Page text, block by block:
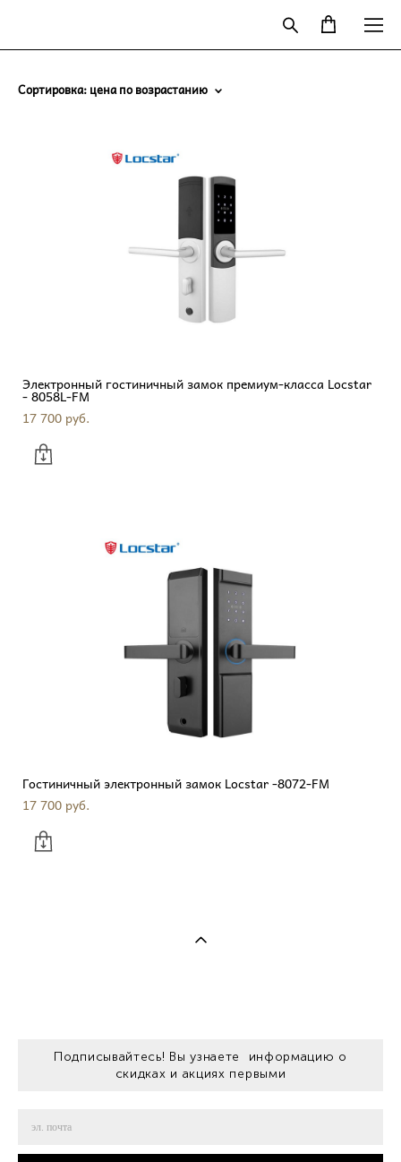
Сортировка:цена по возрастанию
Электронный гостиничный замок премиум-класса Locstar
- 8058L-FM
17 700 pуб.
Гостиничный электронный замок Locstar -8072-FM
17 700 pуб.
Подписывайтесь! Вы узнаете информацию о
скидках и акциях первыми